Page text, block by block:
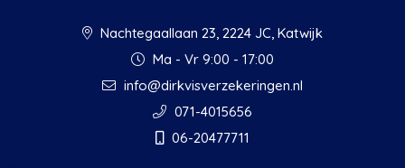
Nachtegaallaan 23, 2224 JC, Katwijk
Ma - Vr 9:00 - 17:00
info@dirkvisverzekeringen.nl
071-4015656
06-20477711